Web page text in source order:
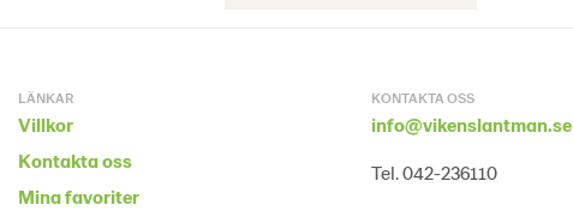
LÄNKAR
Villkor
Kontakta oss
Mina favoriter
KONTAKTA OSS
info@vikenslantman.se
Tel. 042-236110